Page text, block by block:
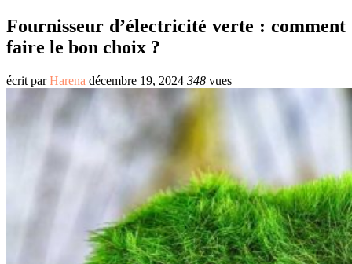
Fournisseur d’électricité verte : comment
faire le bon choix ?
écrit parHarena décembre 19, 2024 348 vues